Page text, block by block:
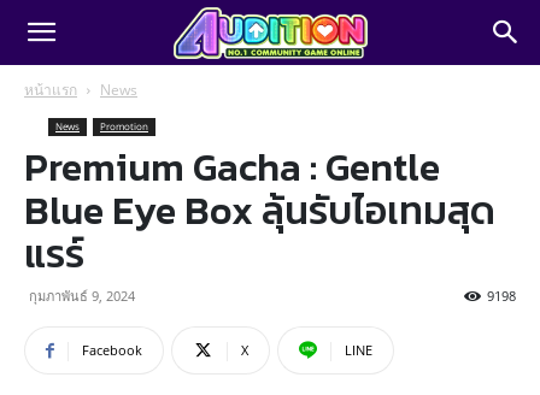
หน้าแรก News
News Promotion
Premium Gacha : Gentle
Blue Eye Box ลุ้นรับไอเทมสุด
แรร์
กุมภาพันธ์ 9, 2024 9198
Facebook X LINE